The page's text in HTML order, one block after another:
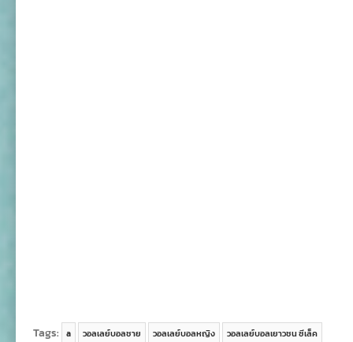
Tags: a วอลเลย์บอลชาย วอลเลย์บอลหญิง วอลเลย์บอลเยาวชน ซีเล็ค